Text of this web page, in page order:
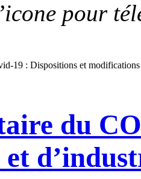
pour
19 : Dispositions et modifications
du
et